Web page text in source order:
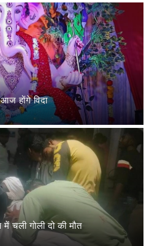
होंगे विदा
चली गोली दो की मौत